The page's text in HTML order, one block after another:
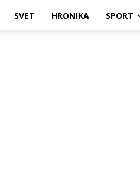
SVET HRONIKA SPORT